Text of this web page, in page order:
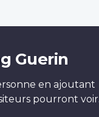
Guerin
en ajoutant
pourront voir.